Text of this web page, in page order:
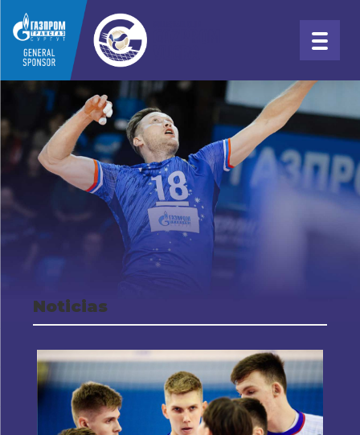
Noticias